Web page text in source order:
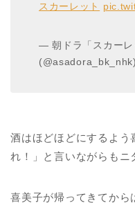
スカーレット
— 朝ドラ「スカーレ
(@asadora_bk_nhk)
酒はほどほどにするよう
れ！」と言いながらもニ
喜美子が帰ってきてから